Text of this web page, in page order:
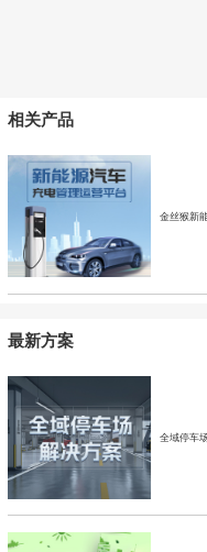
相关产品
金丝猴新
最新方案
全域停车